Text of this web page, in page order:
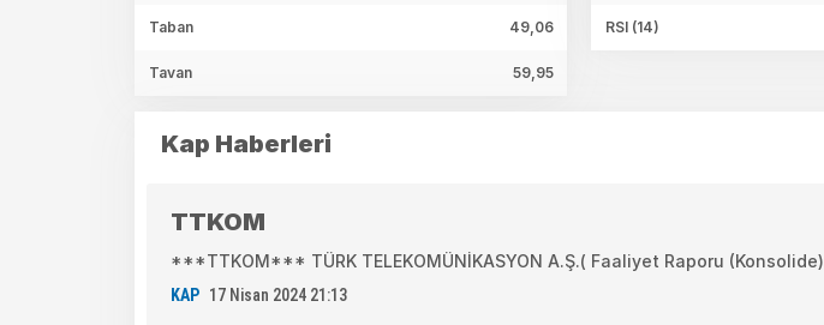
Taban 49,06
Tavan 59,95
RSI (14)
Kap Haberleri
TTKOM
***TTKOM*** TÜRK TELEKOMÜNİKASYON A.Ş.( Faaliyet Raporu (Konsolide)
KAP 17 Nisan 2024 21:13